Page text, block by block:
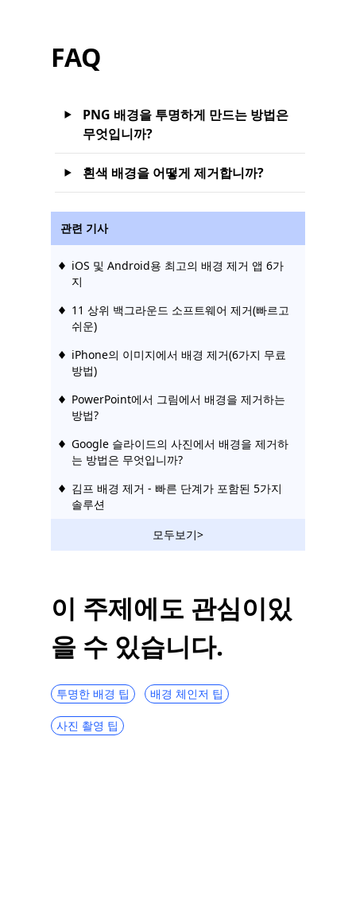
FAQ
PNG 배경을 투명하게 만드는 방법은
무엇입니까?
흰색 배경을 어떻게 제거합니까?
관련 기사
iOS 및 Android용 최고의 배경 제거 앱 6가
지
11 상위 백그라운드 소프트웨어 제거(빠르고
쉬운)
iPhone의 이미지에서 배경 제거(6가지 무료
방법)
PowerPoint에서 그림에서 배경을 제거하는
방법?
Google 슬라이드의 사진에서 배경을 제거하
는 방법은 무엇입니까?
김프 배경 제거 - 빠른 단계가 포함된 5가지
솔루션
Affinity Photo에서 배경 제거(Ultimate
Guides)
Photoshop에서 흰색 배경을 제거하는 방법?
[해결됨]
모두보기>
이 주제에도 관심이있
을 수 있습니다.
투명한 배경 팁 배경 체인저 팁
사진 촬영 팁